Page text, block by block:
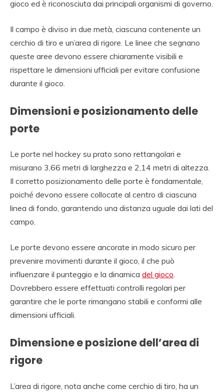
gioco ed è riconosciuta dai principali organismi di governo.
Il campo è diviso in due metà, ciascuna contenente un
cerchio di tiro e un’area di rigore. Le linee che segnano
queste aree devono essere chiaramente visibili e
rispettare le dimensioni ufficiali per evitare confusione
durante il gioco.
Dimensioni e posizionamento delle
porte
Le porte nel hockey su prato sono rettangolari e
misurano 3,66 metri di larghezza e 2,14 metri di altezza.
Il corretto posizionamento delle porte è fondamentale,
poiché devono essere collocate al centro di ciascuna
linea di fondo, garantendo una distanza uguale dai lati del
campo.
Le porte devono essere ancorate in modo sicuro per
prevenire movimenti durante il gioco, il che può
influenzare il punteggio e la dinamica del gioco.
Dovrebbero essere effettuati controlli regolari per
garantire che le porte rimangano stabili e conformi alle
dimensioni ufficiali.
Dimensione e posizione dell’area di
rigore
L’area di rigore, nota anche come cerchio di tiro, ha un